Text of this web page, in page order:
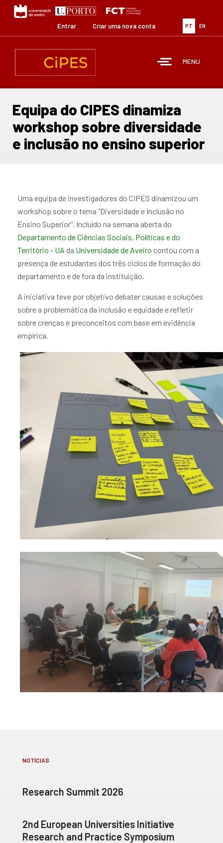
Passar
para
conteúdo
PT EN
Entrar Criar uma nova conta
MENU
Equipa do CIPES dinamiza
workshop sobre diversidade
e inclusão no ensino superior
Uma equipa de investigadores do CIPES dinamizou um
workshop sobre o tema “Diversidade e Inclusão no
Ensino Superior”. Incluído na semana aberta do
Departamento de Ciências Sociais, Políticas e do
Território - UA da Universidade de Aveiro contou com a
presença de estudantes dos três ciclos de formação do
departamento e de fora da instituição.
A iniciativa teve por objetivo debater causas e soluções
sobre a problemática da inclusão e equidade e refletir
sobre crenças e preconceitos com base em evidência
empírica.
NOTÍCIAS
Research Summit 2026
2nd European Universities Initiative
Research and Practice Symposium